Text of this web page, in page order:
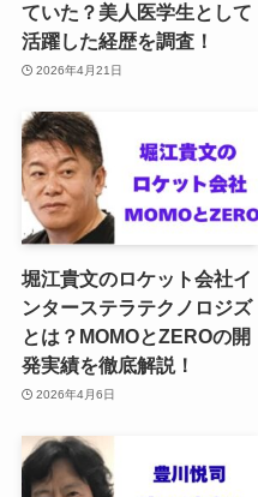
ていた？美人医学生として
活躍した経歴を調査！
2026年4月21日
堀江貴文のロケット会社イ
ンターステラテクノロジズ
とは？MOMOとZEROの開
発実績を徹底解説！
2026年4月6日